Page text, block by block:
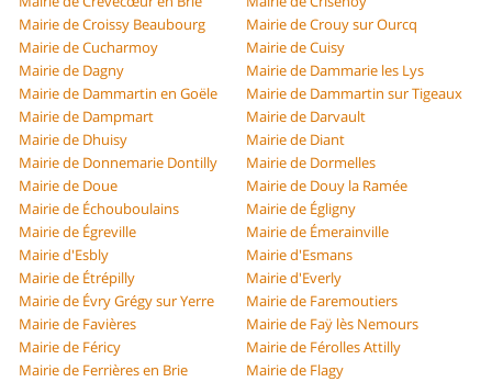
Mairie de Croissy Beaubourg
Mairie de Crouy sur Ourcq
Mairie de Cucharmoy
Mairie de Cuisy
Mairie de Dagny
Mairie de Dammarie les Lys
Mairie de Dammartin en Goële
Mairie de Dammartin sur Tigeaux
Mairie de Dampmart
Mairie de Darvault
Mairie de Dhuisy
Mairie de Diant
Mairie de Donnemarie Dontilly
Mairie de Dormelles
Mairie de Doue
Mairie de Douy la Ramée
Mairie de Échouboulains
Mairie de Égligny
Mairie de Égreville
Mairie de Émerainville
Mairie d'Esbly
Mairie d'Esmans
Mairie de Étrépilly
Mairie d'Everly
Mairie de Évry Grégy sur Yerre
Mairie de Faremoutiers
Mairie de Favières
Mairie de Faÿ lès Nemours
Mairie de Féricy
Mairie de Férolles Attilly
Mairie de Ferrières en Brie
Mairie de Flagy